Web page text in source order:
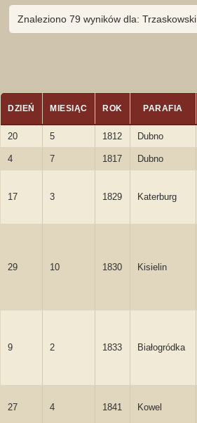
Znaleziono 79 wyników dla: Trzaskowski
DZIEŃ MIESIĄC ROK PARAFIA
20 5 1812 Dubno
4 7 1817 Dubno
17 3 1829 Katerburg
29 10 1830 Kisielin
9 2 1833 Białogródka
27 4 1841 Kowel